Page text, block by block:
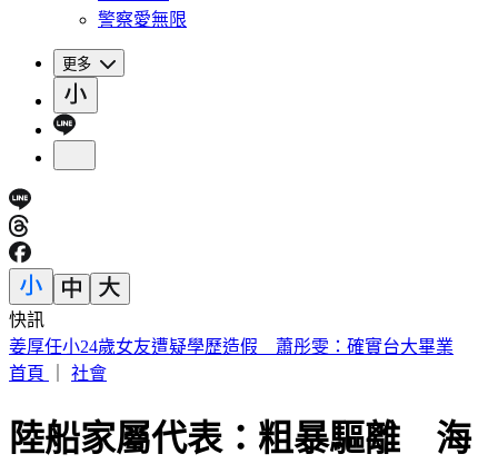
警察愛無限
更多
快訊
雪梨機場兩機險相撞！捷星急煞避撞卡達航班 1空服員受傷
首頁
社會
陸船家屬代表：粗暴驅離 海